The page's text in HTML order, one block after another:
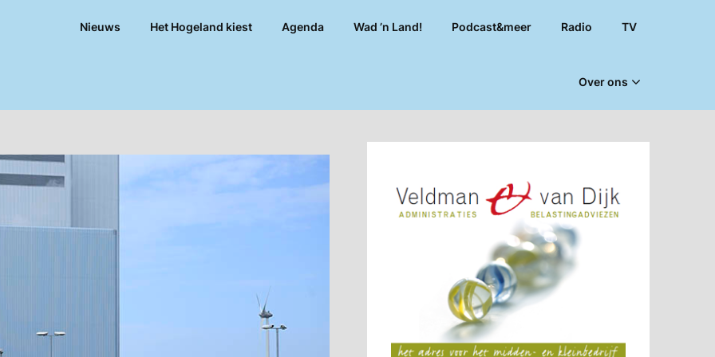
Nieuws Het Hogeland kiest Agenda Wad ’n Land! Podcast&meer Radio TV
Over ons